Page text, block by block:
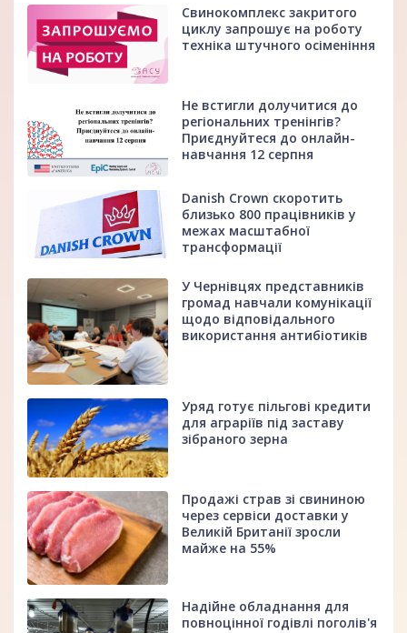
Свинокомплекс закритого
циклу запрошує на роботу
техніка штучного осіменіння
Не встигли долучитися до
регіональних тренінгів?
Приєднуйтеся до онлайн-
навчання 12 серпня
Danish Crown скоротить
близько 800 працівників у
межах масштабної
трансформації
У Чернівцях представників
громад навчали комунікації
щодо відповідального
використання антибіотиків
Уряд готує пільгові кредити
для аграріїв під заставу
зібраного зерна
Продажі страв зі свининою
через сервіси доставки у
Великій Британії зросли
майже на 55%
Надійне обладнання для
повноцінної годівлі поголів'я